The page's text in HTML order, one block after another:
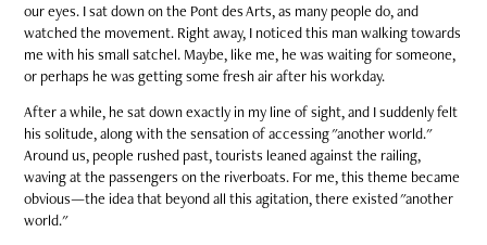
our eyes. I sat down on the Pont des Arts, as many people do, and
watched the movement. Right away, I noticed this man walking towards
me with his small satchel. Maybe, like me, he was waiting for someone,
or perhaps he was getting some fresh air after his workday.
After a while, he sat down exactly in my line of sight, and I suddenly felt
his solitude, along with the sensation of accessing "another world."
Around us, people rushed past, tourists leaned against the railing,
waving at the passengers on the riverboats. For me, this theme became
obvious—the idea that beyond all this agitation, there existed "another
world."